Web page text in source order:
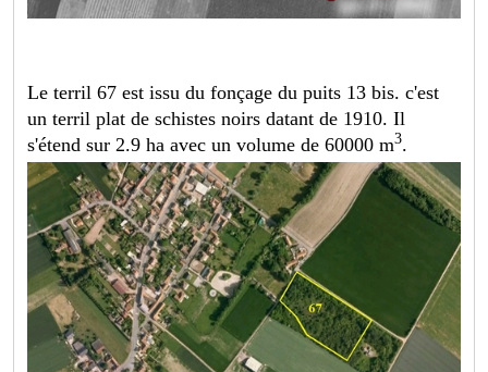
Le terril 67 est issu du fonçage du puits 13 bis. c'est
un terril plat de schistes noirs datant de 1910. Il
s'étend sur 2.9 ha avec un volume de 60000 m3.